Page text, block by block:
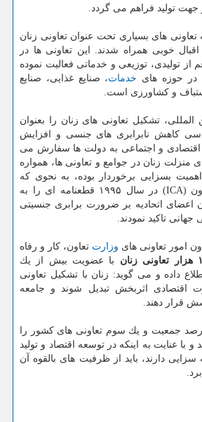
تولید فراهم می گردد.
های بسیاری تحت عنوان تعاونی زنان
خوبی همراه شدند. این تعاونی ها در
تولیدی، توزیعی و خدماتی فعالیت نموده
در حوزه های خدمات، صنایع غذایی، صنایع
و كشاورزی است.
تشكیل تعاونی های زنان را بعنوان
كاهش نابرابری های جنسی و افزایش
و اجتماعی به دولت ها سفارش می
منزلت زنان در جوامع و تعاونی ها، همواره
بسزایی برخوردار بوده، به نحوی كه
اتحادیه بین المللی تعاون (ICA) در سال ۱۹۹۵ قطعنامه ای را به
اعضای اتحادیه بر ضرورت برابری جنسیتی
تاكید نمودند.
امور تعاونی های وزارت تعاون، كار و رفاه
با عضویت بیش از یك
داده و می گوید: زنان با تشكیل تعاونی
اقتصادی اثربخش تبدیل شوند و جامعه
قرار دهند.
وی، زنان ۵۰ درصد جمعیت و یك سوم تعاونی های كشور را
با عنایت به اینكه در توسعه اقتصاد و تولید
دارند، باید از ظرفیت های بالقوه آن